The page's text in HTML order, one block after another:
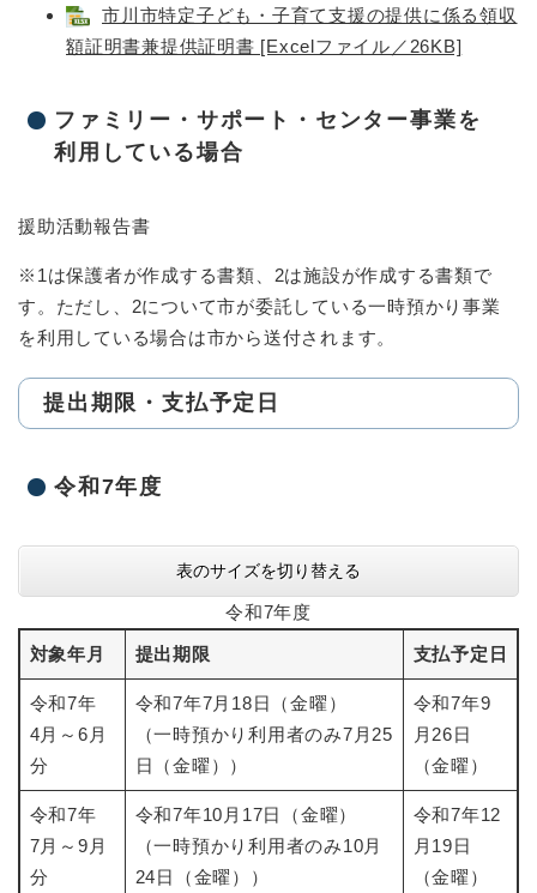
市川市特定子ども・子育て支援の提供に係る領収
額証明書兼提供証明書​ [Excelファイル／26KB]
ファミリー・サポート・センター事業を
利用している場合
援助活動報告書
※1は保護者が作成する書類、2は施設が作成する書類で
す。ただし、2について市が委託している一時預かり事業
を利用している場合は市から送付されます。
提出期限・支払予定日
令和7年度
表のサイズを切り替える
令和7年度
対象年月 提出期限 支払予定日
令和7年
4月～6月
分
令和7年7月18日（金曜）
（一時預かり利用者のみ7月25
日（金曜））
令和7年9
月26日
（金曜）
令和7年
7月～9月
分
令和7年10月17日（金曜）
（一時預かり利用者のみ10月
24日（金曜））
令和7年12
月19日
（金曜）